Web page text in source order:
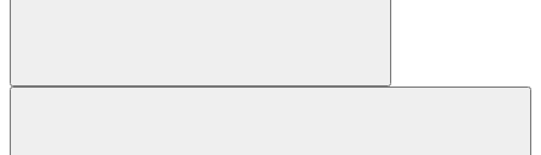
Suchen